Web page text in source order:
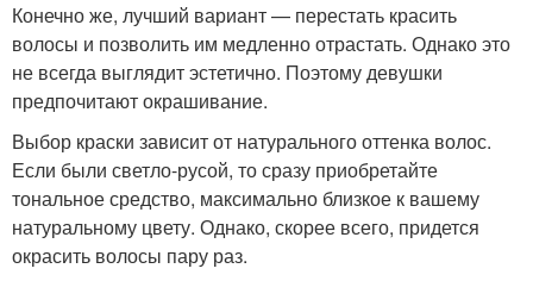
Конечно же, лучший вариант — перестать красить
волосы и позволить им медленно отрастать. Однако это
не всегда выглядит эстетично. Поэтому девушки
предпочитают окрашивание.
Выбор краски зависит от натурального оттенка волос.
Если были светло-русой, то сразу приобретайте
тональное средство, максимально близкое к вашему
натуральному цвету. Однако, скорее всего, придется
окрасить волосы пару раз.